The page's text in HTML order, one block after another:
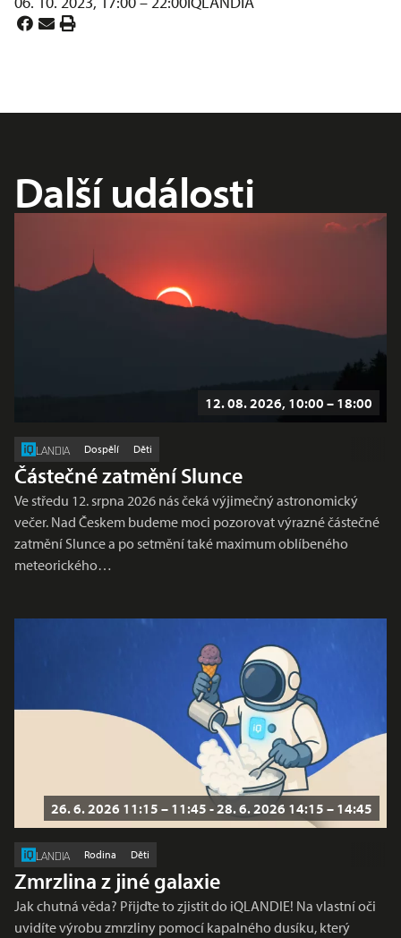
Další události
12. 08. 2026, 10:00 – 18:00
LANDIA Dospělí Děti
Částečné zatmění Slunce
Ve středu 12. srpna 2026 nás čeká výjimečný astronomický
večer. Nad Českem budeme moci pozorovat výrazné částečné
zatmění Slunce a po setmění také maximum oblíbeného
meteorického…
26. 6. 2026 11:15 – 11:45 - 28. 6. 2026 14:15 – 14:45
LANDIA Rodina Děti
Zmrzlina z jiné galaxie
Jak chutná věda? Přijďte to zjistit do iQLANDIE! Na vlastní oči
uvidíte výrobu zmrzliny pomocí kapalného dusíku, který